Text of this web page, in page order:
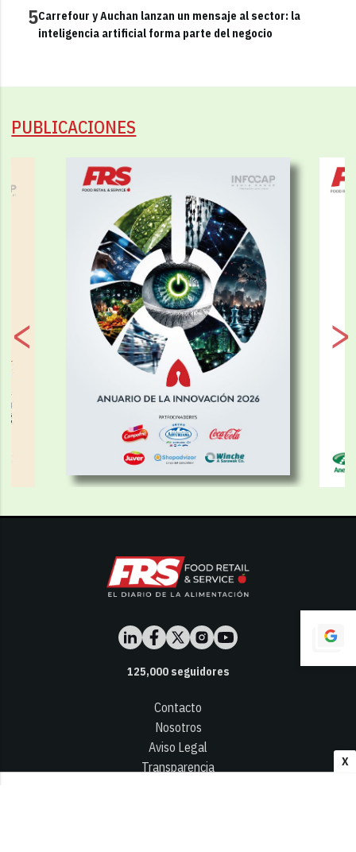
X
5Carrefour y Auchan lanzan un mensaje al sector: la
inteligencia artificial forma parte del negocio
PUBLICACIONES
125,000seguidores
Contacto
Nosotros
Aviso Legal
Transparencia